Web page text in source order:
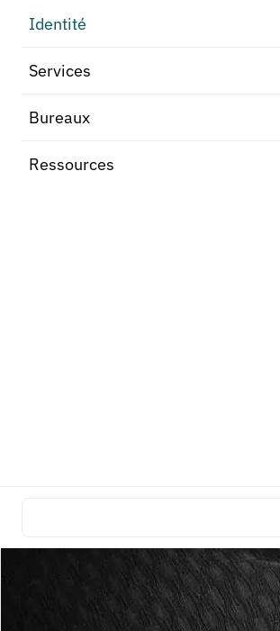
Identité
Services
Bureaux
Ressources